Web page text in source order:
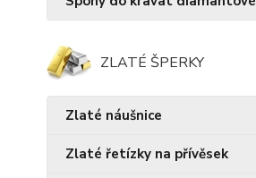
ZLATÉ ŠPERKY
Zlaté náušnice
Zlaté řetízky na přívěsek